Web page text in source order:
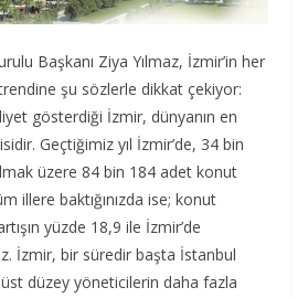
Başkanı Ziya Yılmaz, İzmir’in her
şu sözlerle dikkat çekiyor:
gösterdiği İzmir, dünyanın en
Geçtiğimiz yıl İzmir’de, 34 bin
üzere 84 bin 184 adet konut
illere baktığınızda ise; konut
yüzde 18,9 ile İzmir’de
İzmir, bir süredir başta İstanbul
düzey yöneticilerin daha fazla